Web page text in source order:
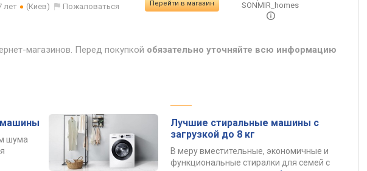
лет (Киев) Пожаловаться Перейти в магазин
SONMIR_homes
магазинов. Перед покупкой обязательно уточняйте всю информацию
машины
шума
Лучшие стиральные машины с
загрузкой до 8 кг
В меру вместительные, экономичные и
функциональные стиралки для семей с